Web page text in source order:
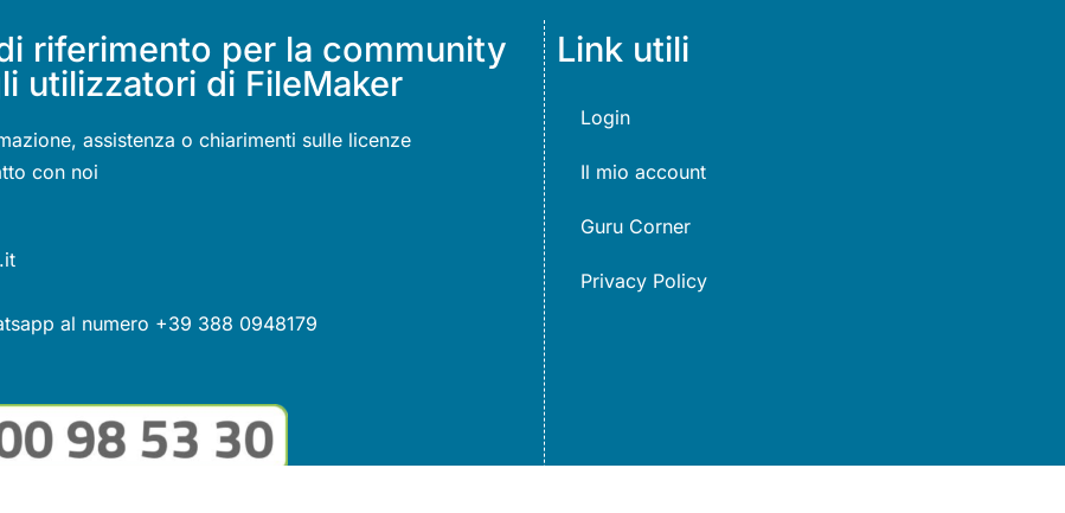
riferimento per la community
utilizzatori di FileMaker
assistenza o chiarimenti sulle licenze
con noi
al numero +39 388 0948179
Link utili
Login
Il mio account
Guru Corner
Privacy Policy